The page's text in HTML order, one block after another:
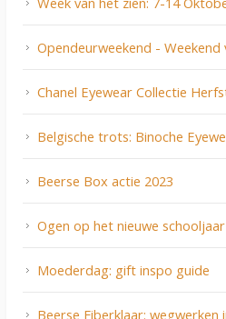
Opendeurweekend - Weekend
Chanel Eyewear Collectie
Belgische trots: Binoche
Beerse Box actie 2023
Ogen op het nieuwe schooljaar
Moederdag: gift inspo guide
Beerse Fiberklaar: